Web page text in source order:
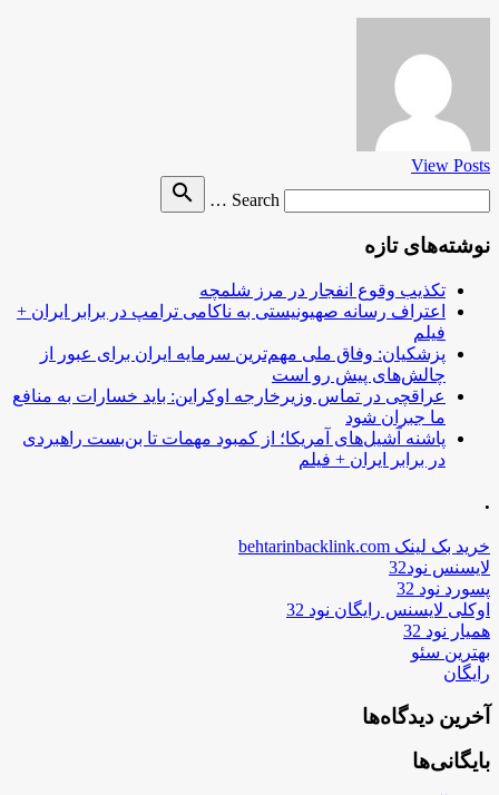
View Posts
Search …
search
نوشته‌های تازه
تکذیب وقوع انفجار در مرز شلمچه
اعتراف رسانه صهیونیستی به ناکامی ترامپ در برابر ایران +
فیلم
پزشکیان: وفاق ملی مهم‌ترین سرمایه ایران برای عبور از
چالش‌های پیش رو است
عراقچی در تماس وزیرخارجه اوکراین: باید خسارات به منافع
ما جبران شود
پاشنه آشیل‌های آمریکا؛ از کمبود مهمات تا بن‌بست راهبردی
در برابر ایران + فیلم
.
خرید بک لینک behtarinbacklink.com
لایسنس نود32
پسورد نود 32
اوکلی لایسنس رایگان نود 32
همیار نود 32
بهترین سئو
رایگان
آخرین دیدگاه‌ها
بایگانی‌ها